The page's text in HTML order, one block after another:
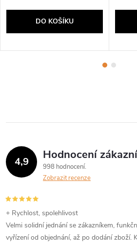
DO KOŠÍKU
4,9 Hodnocení
998 hodnocení
Zobrazit recenze
+ Rychlost, spolehlivost
Velmi solidní jednání se zákazníkem,
vyřízení od objednání, až po dodání zboží.